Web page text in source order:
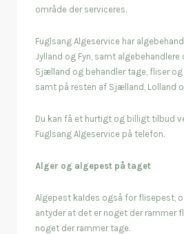
område der serviceres.
Fuglsang Algeservice har
Jylland og Fyn, samt algebehandlere
Sjælland og behandler tage, fliser
samt på resten af Sjælland, Lolland
Du kan få et hurtigt og billigt tilbud
Fuglsang Algeservice på telefon.
Alger og algepest på taget
Algepest kaldes også for flisepest,
antyder at det er noget der rammer
noget der rammer tage.